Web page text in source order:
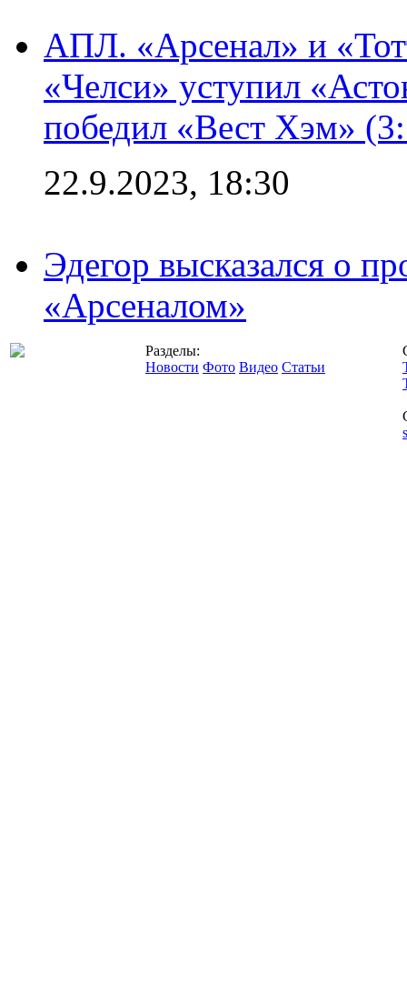
АПЛ. «Арсенал» и
«Челси» уступил
победил «Вест Хэм»
22.9.2023, 18:30
Эдегор высказался о
«Арсеналом»
Разделы:
Новости Фото Видео Статьи